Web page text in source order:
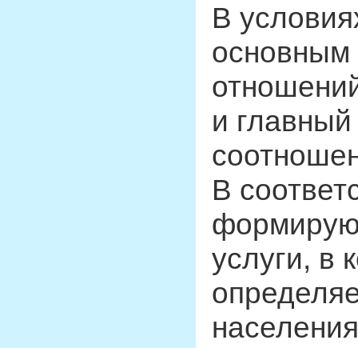
В
основным
и
В
услуги, в